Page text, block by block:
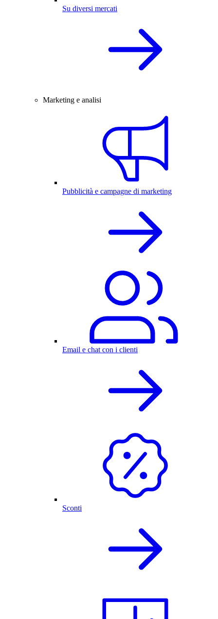
Su diversi mercati
Marketing e analisi
Pubblicità e campagne di marketing
Email e chat con i clienti
Sconti